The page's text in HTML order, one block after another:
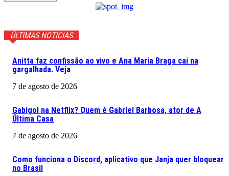
ÚLTIMAS NOTICIAS
Anitta faz confissão ao vivo e Ana Maria Braga cai na
gargalhada. Veja
7 de agosto de 2026
Gabigol na Netflix? Quem é Gabriel Barbosa, ator de A
Última Casa
7 de agosto de 2026
Como funciona o Discord, aplicativo que Janja quer bloquear
no Brasil